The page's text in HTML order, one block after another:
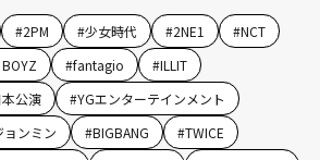
#2PM #少女時代 #2NE1 #NCT
#fantagio #ILLIT
公演 #YGエンターテインメント
ョンミン #BIGBANG #TWICE